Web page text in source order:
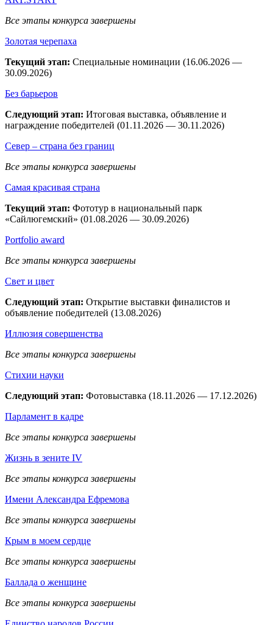
Все этапы конкурса завершены
Золотая черепаха
Текущий этап: Специальные номинации (16.06.2026 —
30.09.2026)
Без барьеров
Следующий этап: Итоговая выставка, объявление и
награждение победителей (01.11.2026 — 30.11.2026)
Север – страна без границ
Все этапы конкурса завершены
Самая красивая страна
Текущий этап: Фототур в национальный парк
«Сайлюгемский» (01.08.2026 — 30.09.2026)
Рortfolio award
Все этапы конкурса завершены
Свет и цвет
Следующий этап: Открытие выставки финалистов и
объявление победителей (13.08.2026)
Иллюзия совершенства
Все этапы конкурса завершены
Стихии науки
Следующий этап: Фотовыставка (18.11.2026 — 17.12.2026)
Парламент в кадре
Все этапы конкурса завершены
Жизнь в зените IV
Все этапы конкурса завершены
Имени Александра Ефремова
Все этапы конкурса завершены
Крым в моем сердце
Все этапы конкурса завершены
Баллада о женщине
Все этапы конкурса завершены